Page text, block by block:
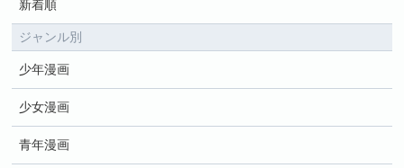
新着順
ジャンル別
少年漫画
少女漫画
青年漫画